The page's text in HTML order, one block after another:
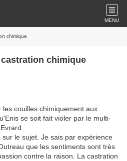
MENU
chimique
chimique
couilles chimiquement aux
se soit fait violer par le multi-
le sujet. Je sais par expérience
que les sentiments sont très
contre la raison. La castration